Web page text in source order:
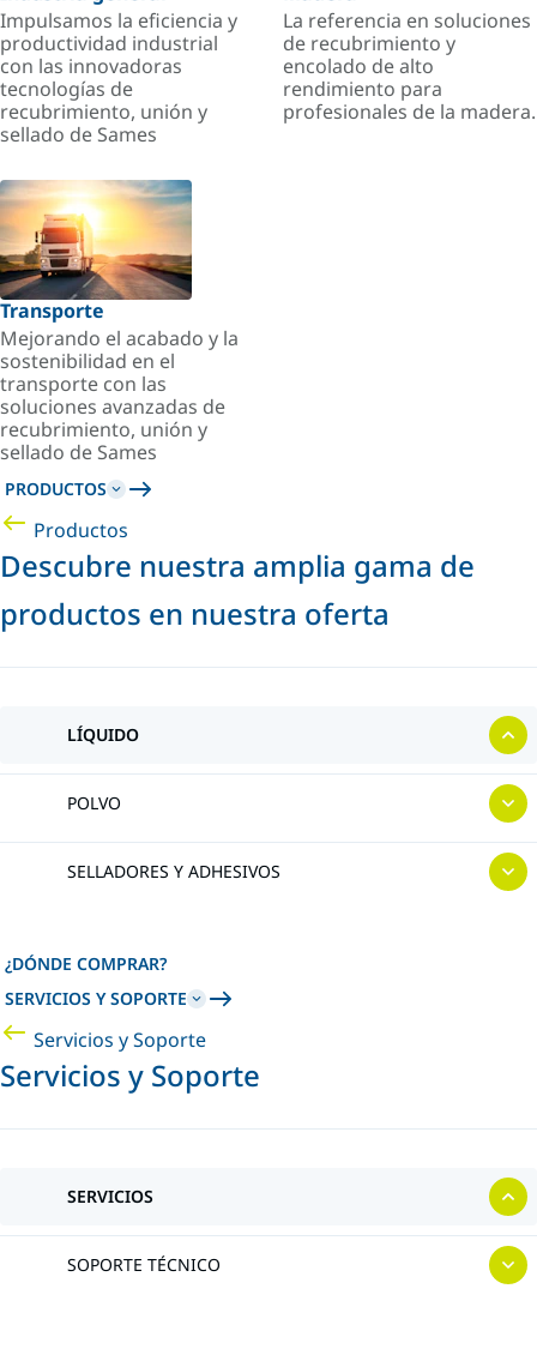
Impulsamos la eficiencia y
productividad industrial
con las innovadoras
tecnologías de
recubrimiento, unión y
sellado de Sames
La referencia en soluciones
de recubrimiento y
encolado de alto
rendimiento para
profesionales de la madera.
Transporte
Mejorando el acabado y la
sostenibilidad en el
transporte con las
soluciones avanzadas de
recubrimiento, unión y
sellado de Sames
PRODUCTOS
Productos
Descubre nuestra amplia gama de
productos en nuestra oferta
LÍQUIDO
POLVO
SELLADORES Y ADHESIVOS
¿DÓNDE COMPRAR?
SERVICIOS Y SOPORTE
Servicios y Soporte
Servicios y Soporte
SERVICIOS
SOPORTE TÉCNICO